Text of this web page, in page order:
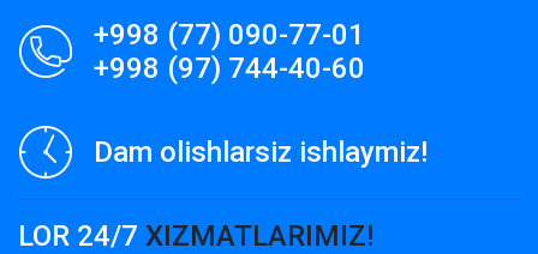
+998 (77) 090-77-01
+998 (97) 744-40-60
Dam olishlarsiz ishlaymiz!
LOR 24/7 XIZMATLARIMIZ!